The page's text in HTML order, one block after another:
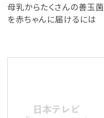
母乳からたくさんの善玉菌
を赤ちゃんに届けるには